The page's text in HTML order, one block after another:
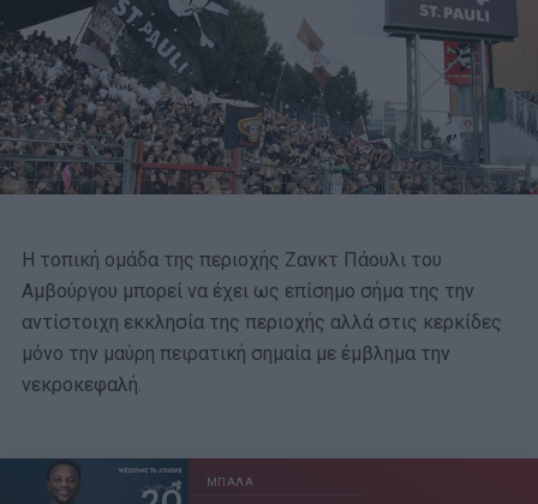
Η τοπική ομάδα της περιοχής Ζανκτ Πάουλι του
Αμβούργου μπορεί να έχει ως επίσημο σήμα της την
αντίστοιχη εκκλησία της περιοχής αλλά στις κερκίδες
μόνο την μαύρη πειρατική σημαία με έμβλημα την
νεκροκεφαλή.
ΜΠΑΛΑ